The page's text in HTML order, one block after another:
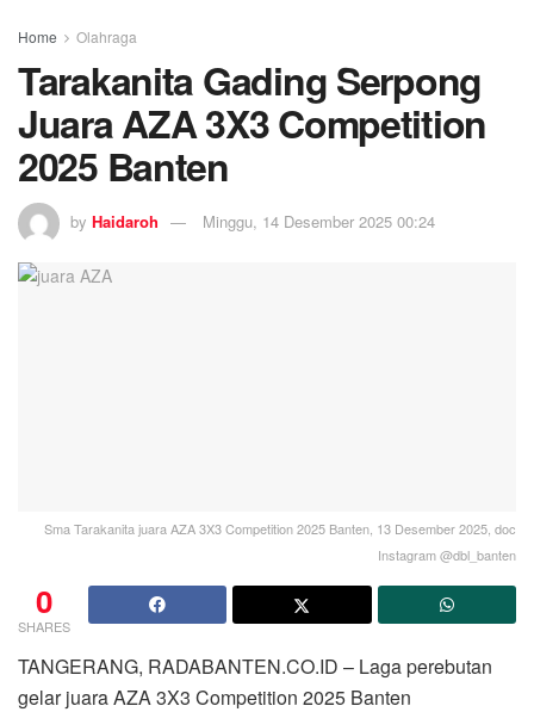
Home Olahraga
Tarakanita Gading Serpong
Juara AZA 3X3 Competition
2025 Banten
by Haidaroh Minggu, 14 Desember 2025 00:24
Sma Tarakanita juara AZA 3X3 Competition 2025 Banten, 13 Desember 2025, doc
Instagram @dbl_banten
0
SHARES
TANGERANG, RADABANTEN.CO.ID – Laga perebutan
gelar juara AZA 3X3 Competition 2025 Banten